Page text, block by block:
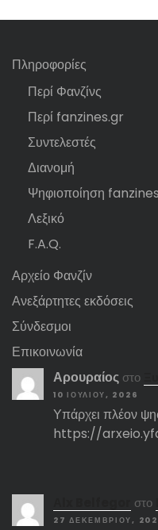
Πληροφορίες
Περί Φανζίνς
Περί fanzines.gr
Συντελεστές
Διανομή
Ψηφιοποίηση fanzines
Λεξικό
F.A.Q.
Αρχείο Φανζίν
Ανεξάρτητες εκδόσεις
Σύνδεσμοι
Επικοινωνία
Αρουραίος στο
10 ΙΟΥΛΊΟΥ, 2026
Υπάρχει πλέον
https://
στο
27 ΔΕΚΕΜΒΡΊΟΥ,